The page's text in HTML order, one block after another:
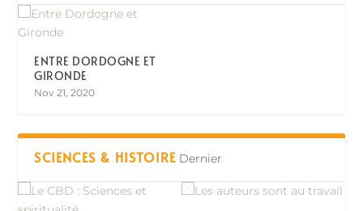
ENTRE DORDOGNE ET
GIRONDE
Nov 21, 2020
SCIENCES & HISTOIRE Dernier